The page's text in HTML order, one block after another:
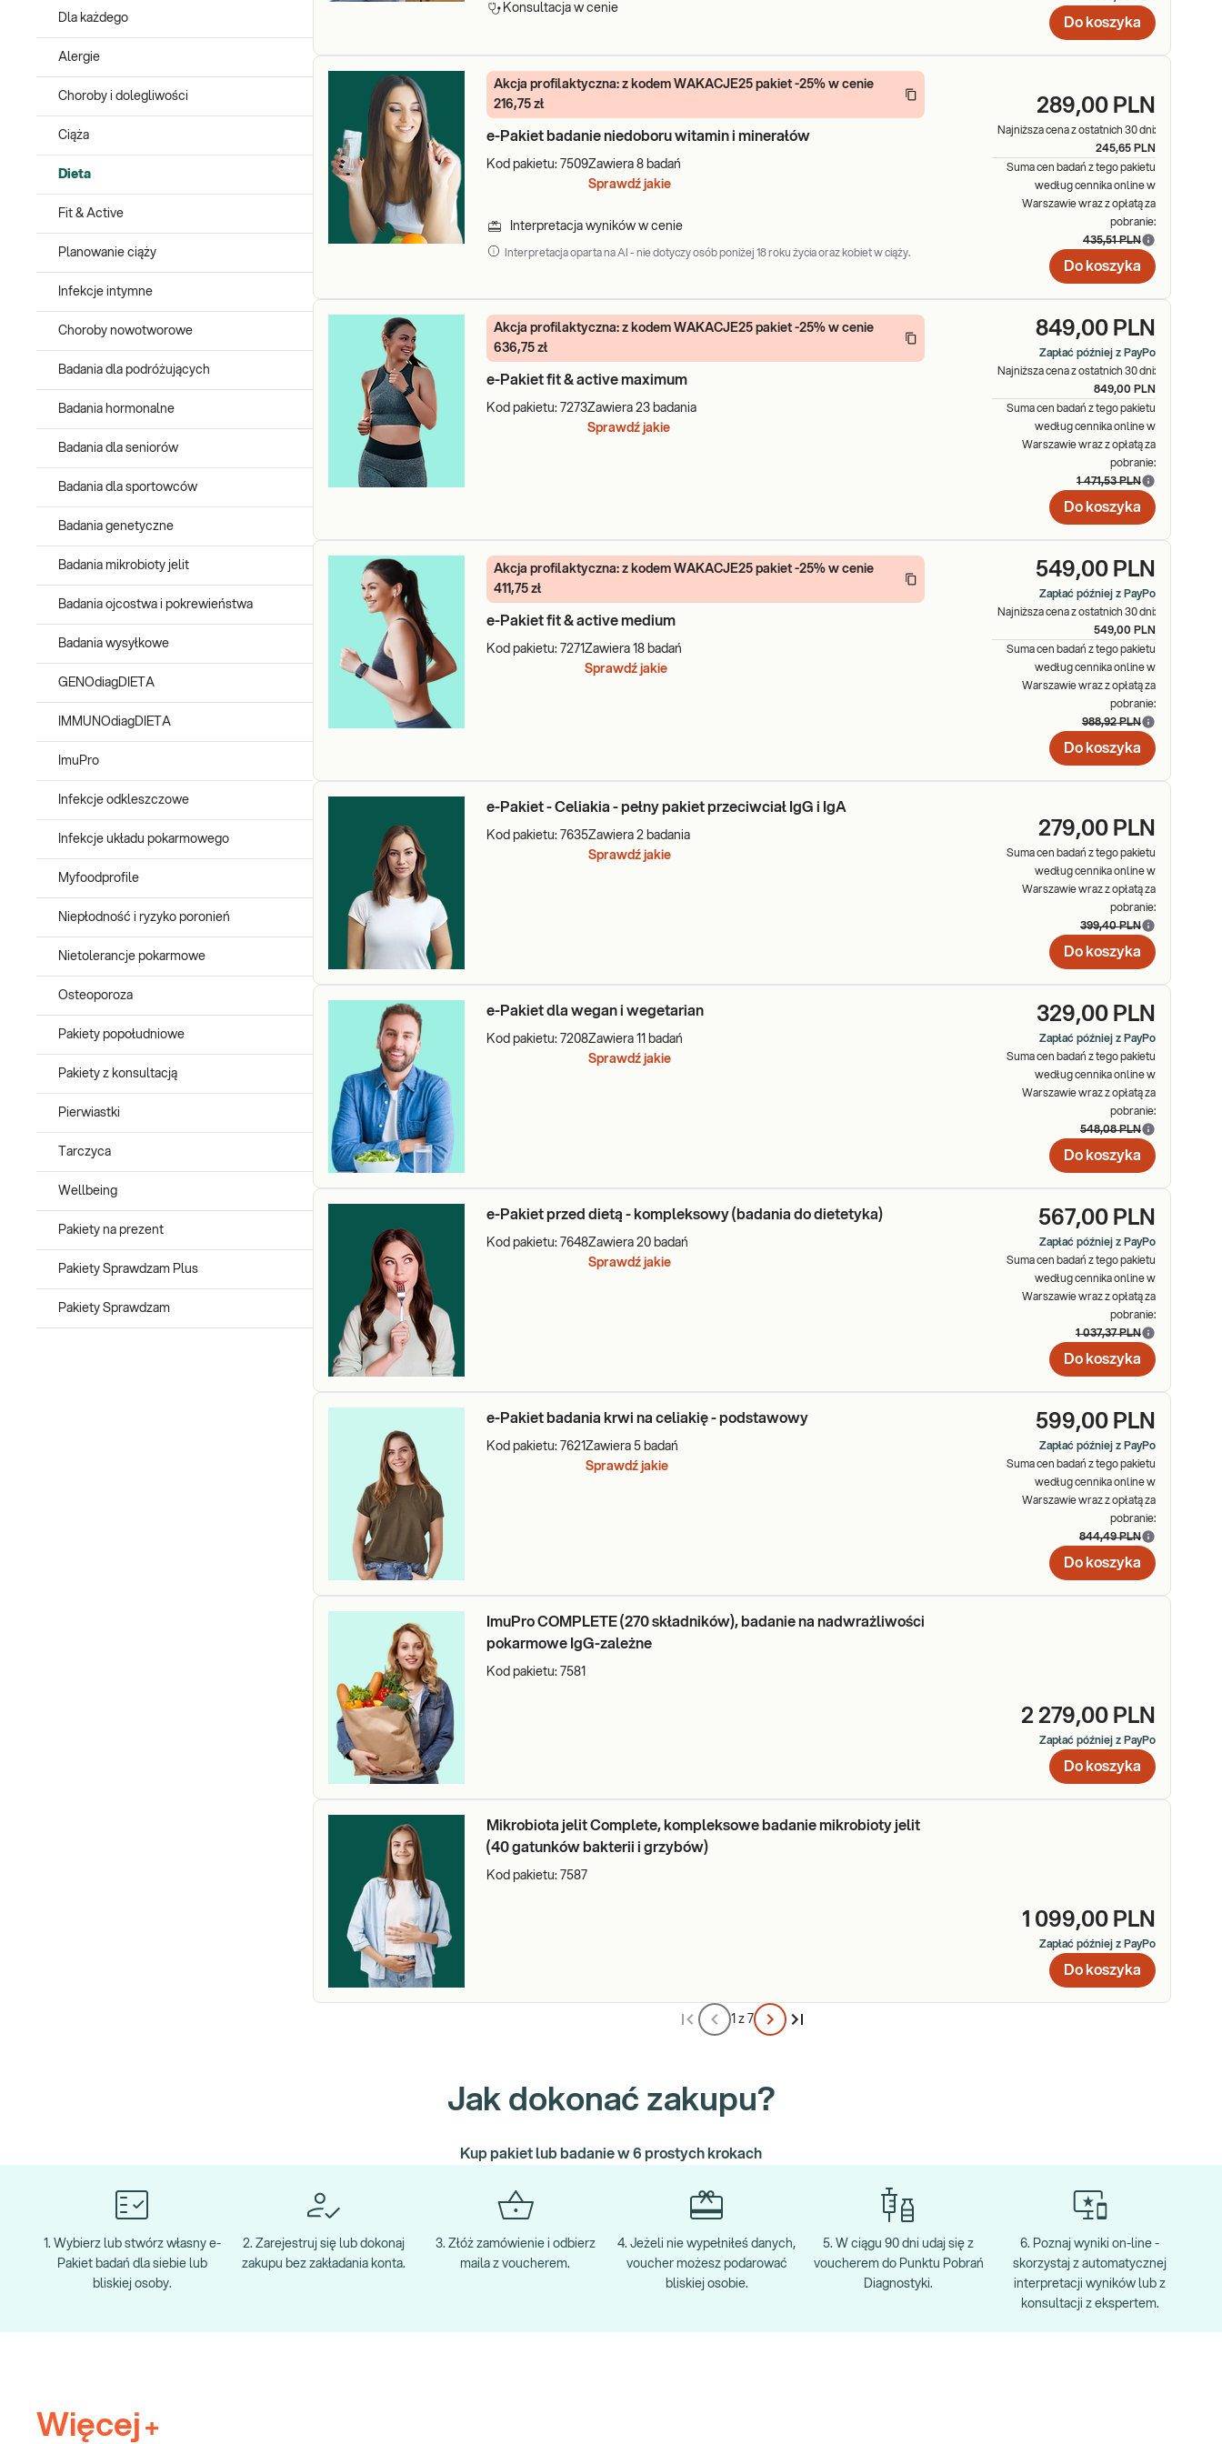
Dla każdego
Alergie
Choroby i dolegliwości
Ciąża
Dieta
Fit & Active
Planowanie ciąży
Infekcje intymne
Choroby nowotworowe
Badania dla podróżujących
Badania hormonalne
Badania dla seniorów
Badania dla sportowców
Badania genetyczne
Badania mikrobioty jelit
Badania ojcostwa i pokrewieństwa
Badania wysyłkowe
GENOdiagDIETA
IMMUNOdiagDIETA
ImuPro
Infekcje odkleszczowe
Infekcje układu pokarmowego
Myfoodprofile
Niepłodność i ryzyko poronień
Nietolerancje pokarmowe
Osteoporoza
Pakiety popołudniowe
Pakiety z konsultacją
Pierwiastki
Tarczyca
Wellbeing
Pakiety na prezent
Pakiety Sprawdzam Plus
Pakiety Sprawdzam
Konsultacja w cenie
Do koszyka
Akcja profilaktyczna: z kodem WAKACJE25 pakiet -25% w cenie
216,75 zł
e-Pakiet badanie niedoboru witamin i minerałów
Kod pakietu: 7509Zawiera 8 badań
Sprawdź jakie
Interpretacja wyników w cenie
Interpretacja oparta na AI - nie dotyczy osób poniżej 18 roku życia oraz kobiet w ciąży.
289,00 PLN
Najniższa cena z ostatnich 30 dni:
245,65 PLN
Suma cen badań z tego pakietu
według cennika online w
Warszawie wraz z opłatą za
pobranie:
435,51 PLN
Do koszyka
Akcja profilaktyczna: z kodem WAKACJE25 pakiet -25% w cenie
636,75 zł
e-Pakiet fit & active maximum
Kod pakietu: 7273Zawiera 23 badania
Sprawdź jakie
849,00 PLN
Zapłać później z PayPo
Najniższa cena z ostatnich 30 dni:
849,00 PLN
Suma cen badań z tego pakietu
według cennika online w
Warszawie wraz z opłatą za
pobranie:
1 471,53 PLN
Do koszyka
Akcja profilaktyczna: z kodem WAKACJE25 pakiet -25% w cenie
411,75 zł
e-Pakiet fit & active medium
Kod pakietu: 7271 Zawiera 18 badań
Sprawdź jakie
549,00 PLN
Zapłać później z PayPo
Najniższa cena z ostatnich 30 dni:
549,00 PLN
Suma cen badań z tego pakietu
według cennika online w
Warszawie wraz z opłatą za
pobranie:
988,92 PLN
Do koszyka
e-Pakiet - Celiakia - pełny pakiet przeciwciał IgG i IgA
Kod pakietu: 7635Zawiera 2 badania
Sprawdź jakie
279,00 PLN
Suma cen badań z tego pakietu
według cennika online w
Warszawie wraz z opłatą za
pobranie:
399,40 PLN
Do koszyka
e-Pakiet dla wegan i wegetarian
Kod pakietu: 7208Zawiera 11 badań
Sprawdź jakie
329,00 PLN
Zapłać później z PayPo
Suma cen badań z tego pakietu
według cennika online w
Warszawie wraz z opłatą za
pobranie:
548,08 PLN
Do koszyka
e-Pakiet przed dietą - kompleksowy (badania do dietetyka)
Kod pakietu: 7648Zawiera 20 badań
Sprawdź jakie
567,00 PLN
Zapłać później z PayPo
Suma cen badań z tego pakietu
według cennika online w
Warszawie wraz z opłatą za
pobranie:
1 037,37 PLN
Do koszyka
e-Pakiet badania krwi na celiakię - podstawowy
Kod pakietu: 7621 Zawiera 5 badań
Sprawdź jakie
599,00 PLN
Zapłać później z PayPo
Suma cen badań z tego pakietu
według cennika online w
Warszawie wraz z opłatą za
pobranie:
844,49 PLN
Do koszyka
ImuPro COMPLETE (270 składników), badanie na nadwrażliwości
pokarmowe IgG-zależne
Kod pakietu: 7581
2 279,00 PLN
Zapłać później z PayPo
Do koszyka
Mikrobiota jelit Complete, kompleksowe badanie mikrobioty jelit
(40 gatunków bakterii i grzybów)
Kod pakietu: 7587
1 099,00 PLN
Zapłać później z PayPo
Do koszyka
1 z 7
Jak dokonać zakupu?
Kup pakiet lub badanie w 6 prostych krokach
1. Wybierz lub stwórz własny e-
Pakiet badań dla siebie lub
bliskiej osoby.
2. Zarejestruj się lub dokonaj
zakupu bez zakładania konta.
3. Złóż zamówienie i odbierz
maila z voucherem.
4. Jeżeli nie wypełniłeś danych,
voucher możesz podarować
bliskiej osobie.
5. W ciągu 90 dni udaj się z
voucherem do Punktu Pobrań
Diagnostyki.
6. Poznaj wyniki on-line -
skorzystaj z automatycznej
interpretacji wyników lub z
konsultacji z ekspertem.
Więcej +